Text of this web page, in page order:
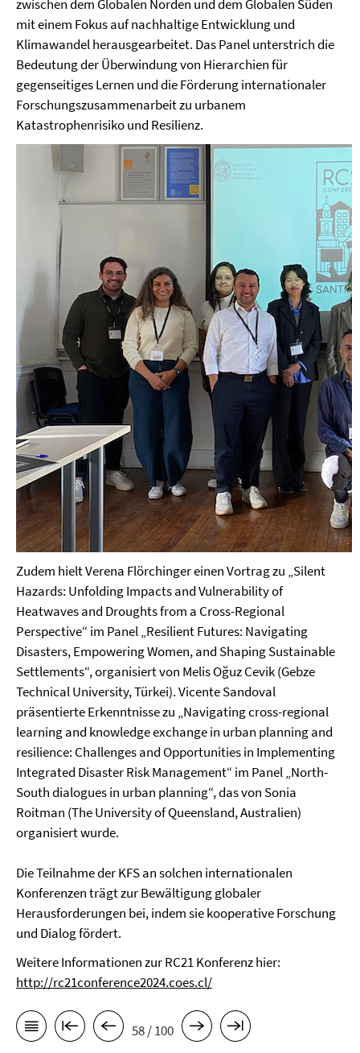
zwischen dem Globalen Norden und dem Globalen Süden
mit einem Fokus auf nachhaltige Entwicklung und
Klimawandel herausgearbeitet. Das Panel unterstrich die
Bedeutung der Überwindung von Hierarchien für
gegenseitiges Lernen und die Förderung internationaler
Forschungszusammenarbeit zu urbanem
Katastrophenrisiko und Resilienz.
Zudem hielt Verena Flörchinger einen Vortrag zu „Silent
Hazards: Unfolding Impacts and Vulnerability of
Heatwaves and Droughts from a Cross-Regional
Perspective“ im Panel „Resilient Futures: Navigating
Disasters, Empowering Women, and Shaping Sustainable
Settlements“, organisiert von Melis Oğuz Cevik (Gebze
Technical University, Türkei). Vicente Sandoval
präsentierte Erkenntnisse zu „Navigating cross-regional
learning and knowledge exchange in urban planning and
resilience: Challenges and Opportunities in Implementing
Integrated Disaster Risk Management“ im Panel „North-
South dialogues in urban planning“, das von Sonia
Roitman (The University of Queensland, Australien)
organisiert wurde.
Die Teilnahme der KFS an solchen internationalen
Konferenzen trägt zur Bewältigung globaler
Herausforderungen bei, indem sie kooperative Forschung
und Dialog fördert.
Weitere Informationen zur RC21 Konferenz hier:
http://rc21conference2024.coes.cl/
58 / 100